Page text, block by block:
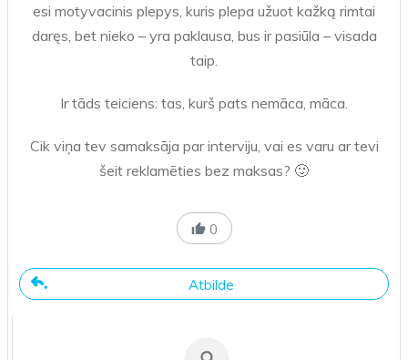
esi motyvacinis plepys, kuris plepa užuot kažką rimtai
daręs, bet nieko – yra paklausa, bus ir pasiūla – visada
taip.
Ir tāds teiciens: tas, kurš pats nemāca, māca.
Cik viņa tev samaksāja par interviju, vai es varu ar tevi
šeit reklamēties bez maksas? 🙂
0
Atbilde